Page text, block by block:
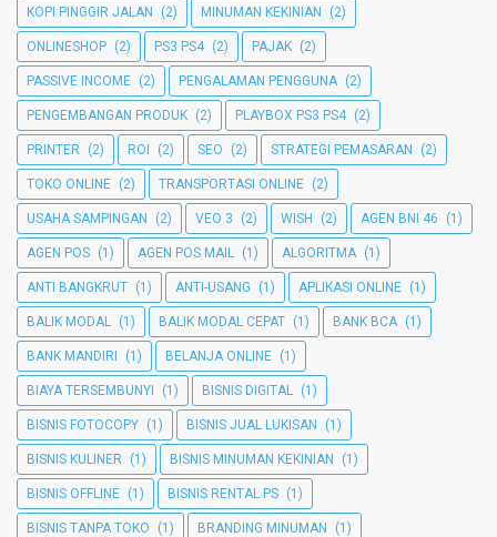
KOPI PINGGIR JALAN (2) MINUMAN KEKINIAN (2)
ONLINESHOP (2) PS3 PS4 (2) PAJAK (2)
PASSIVE INCOME (2) PENGALAMAN PENGGUNA (2)
PENGEMBANGAN PRODUK (2) PLAYBOX PS3 PS4 (2)
PRINTER (2) ROI (2) SEO (2) STRATEGI PEMASARAN (2)
TOKO ONLINE (2) TRANSPORTASI ONLINE (2)
USAHA SAMPINGAN (2) VEO 3 (2) WISH (2) AGEN BNI 46 (1)
AGEN POS (1) AGEN POS MAIL (1) ALGORITMA (1)
ANTI BANGKRUT (1) ANTI-USANG (1) APLIKASI ONLINE (1)
BALIK MODAL (1) BALIK MODAL CEPAT (1) BANK BCA (1)
BANK MANDIRI (1) BELANJA ONLINE (1)
BIAYA TERSEMBUNYI (1) BISNIS DIGITAL (1)
BISNIS FOTOCOPY (1) BISNIS JUAL LUKISAN (1)
BISNIS KULINER (1) BISNIS MINUMAN KEKINIAN (1)
BISNIS OFFLINE (1) BISNIS RENTAL PS (1)
BISNIS TANPA TOKO (1) BRANDING MINUMAN (1)